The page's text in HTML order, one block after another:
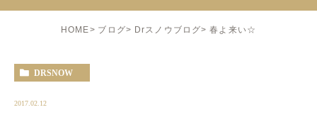
HOME ブログ Drスノウブログ 春よ来い☆
DRSNOW
2017.02.12